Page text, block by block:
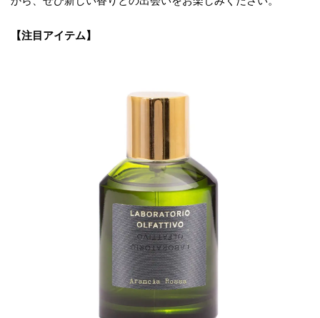
【注目アイテム】